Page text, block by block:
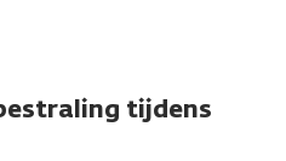
tijdens